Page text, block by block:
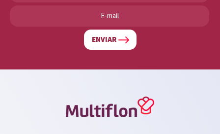
ENVIAR